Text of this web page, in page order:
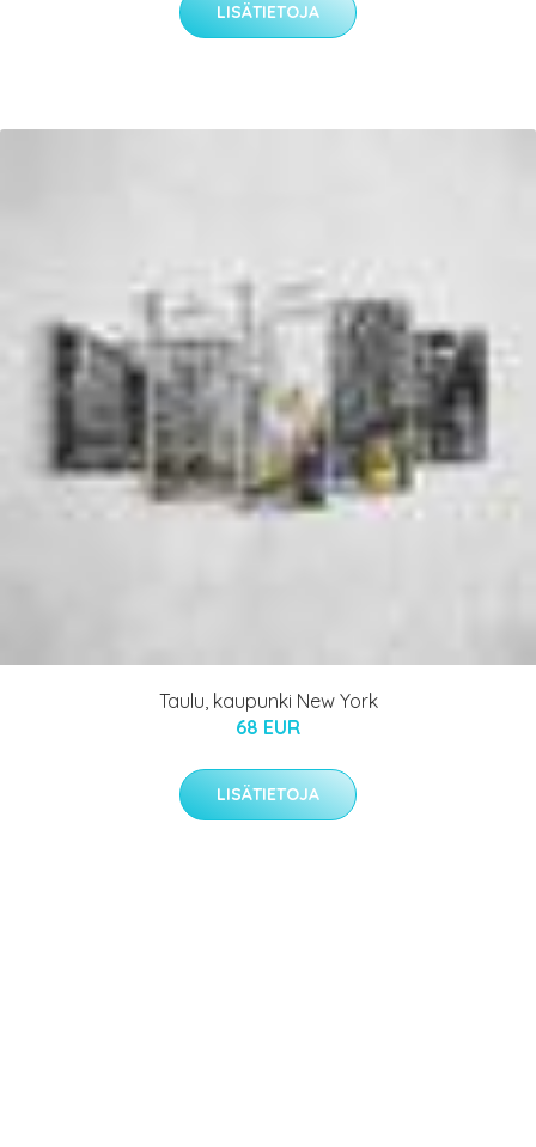
LISÄTIETOJA
Taulu, kaupunki New York
68 EUR
LISÄTIETOJA